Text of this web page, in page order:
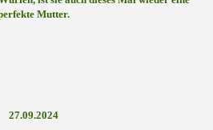
Mutter.
27.09.2024